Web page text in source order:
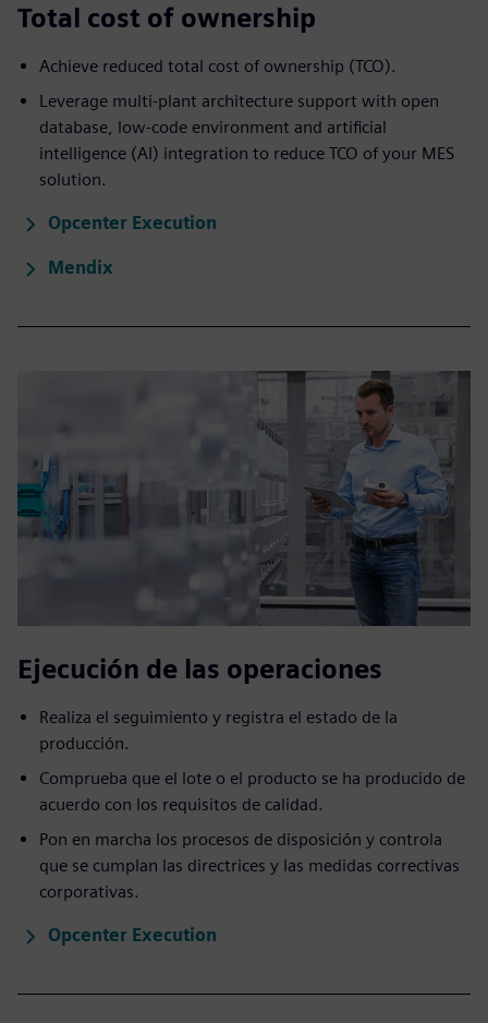
Total cost of ownership
Achieve reduced ​total cost of ownership (TCO).
Leverage multi-plant architecture support with open
database, low-code environment and artificial
intelligence (AI) integration to reduce TCO of your MES
solution.
Opcenter Execution
Mendix
Ejecución de las operaciones
Realiza el seguimiento y registra el estado de la
producción.
Comprueba que el lote o el producto se ha producido de
acuerdo con los requisitos de calidad.
Pon en marcha los procesos de disposición y controla
que se cumplan las directrices y las medidas correctivas
corporativas.
Opcenter Execution